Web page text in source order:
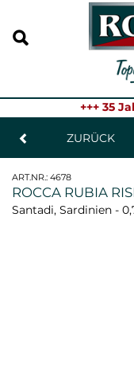
+++ 35
ZURÜCK
ART.NR.: 4678
ROCCA RUBIA
Santadi, Sardinien -